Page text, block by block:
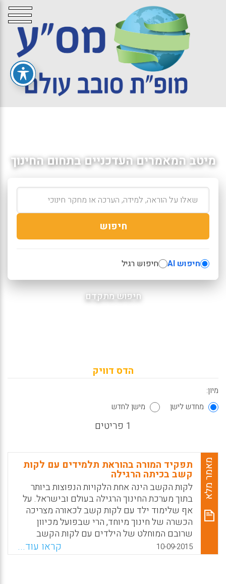
מיטב המאמרים העדכניים בתחום החינוך
חיפוש
חיפוש AI חיפוש רגיל
חיפוש מתקדם
הדס דוויק
מיון:
מחדש לישן
מישן לחדש
1 פריטים
מאמר מלא תפקיד המורה בהוראת תלמידים עם לקות
קשב בכיתה הרגילה
לקות הקשב הינה אחת הלקויות הנפוצות ביותר
בתוך מערכת החינוך הרגילה בעולם ובישראל. על
אף שלימוד ילד עם לקות קשב לכאורה מצריכה
הכשרה של חינוך מיוחד, הרי שבפועל מכיוון
שרובם המוחלט של הילדים עם לקות הקשב
לומדים במערכת החינוך הרגילה, מוריהם הינם
מורים שעברו הכשרה להוראה דיסציפלינרית, אך
10-09-2015 קראו עוד...